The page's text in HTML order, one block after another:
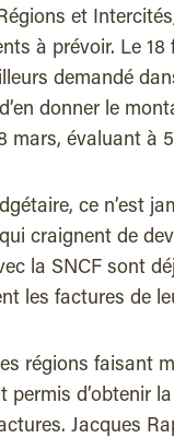
et
à prévoir. Le 18
demandé
donner le
mars, évaluant à
ce n’est
craignent de
la SNCF sont
les factures de
régions faisant
permis d’obtenir
Jacques